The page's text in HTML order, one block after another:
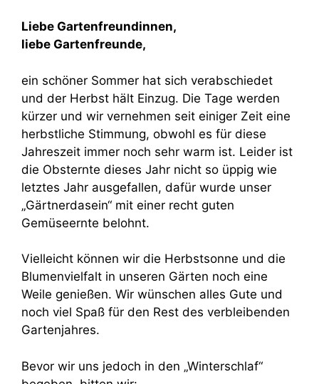
Liebe Gartenfreundinnen,
liebe Gartenfreunde,
ein schöner Sommer hat sich verabschiedet
und der Herbst hält Einzug. Die Tage werden
kürzer und wir vernehmen seit einiger Zeit eine
herbstliche Stimmung, obwohl es für diese
Jahreszeit immer noch sehr warm ist. Leider ist
die Obsternte dieses Jahr nicht so üppig wie
letztes Jahr ausgefallen, dafür wurde unser
„Gärtnerdasein“ mit einer recht guten
Gemüseernte belohnt.
Vielleicht können wir die Herbstsonne und die
Blumenvielfalt in unseren Gärten noch eine
Weile genießen. Wir wünschen alles Gute und
noch viel Spaß für den Rest des verbleibenden
Gartenjahres.
Bevor wir uns jedoch in den „Winterschlaf“